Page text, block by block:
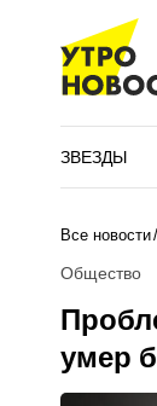
ЗВЕЗДЫ
Все новости
Общество
умер